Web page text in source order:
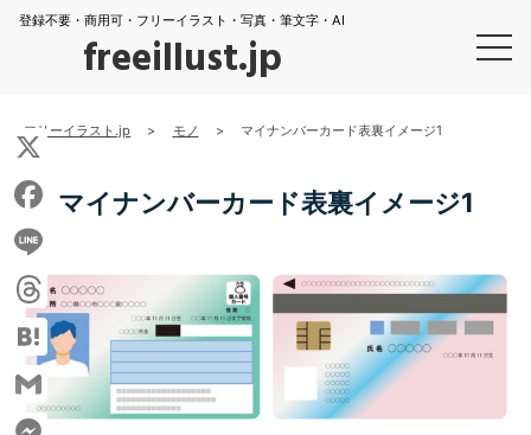
登録不要・商用可・フリーイラスト・写真・筆文字・AI
freeillust.jp
フリーイラスト.jp > モノ > マイナンバーカード表裏イメージ1
マイナンバーカード表裏イメージ1
X
Facebook
Line
Threads
Hatena
Gmail